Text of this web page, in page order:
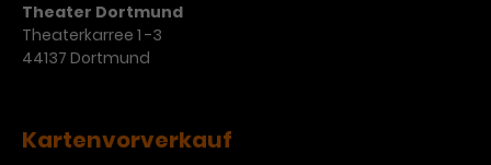
Theater Dortmund
Theaterkarree 1 -3
44137 Dortmund
Kartenvorverkauf